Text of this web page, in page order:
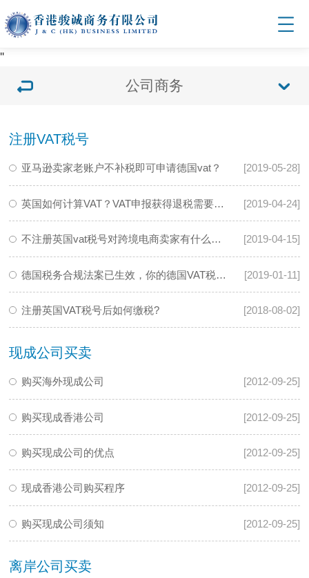
''
公司商务
注册VAT税号
亚马逊卖家老账户不补税即可申请德国vat？ [2019-05-28]
英国如何计算VAT？VAT申报获得退税需要哪些条件 [2019-04-24]
不注册英国vat税号对跨境电商卖家有什么影响？ [2019-04-15]
德国税务合规法案已生效，你的德国VAT税号注册了吗？ [2019-01-11]
注册英国VAT税号后如何缴税? [2018-08-02]
现成公司买卖
购买海外现成公司 [2012-09-25]
购买现成香港公司 [2012-09-25]
购买现成公司的优点 [2012-09-25]
现成香港公司购买程序 [2012-09-25]
购买现成公司须知 [2012-09-25]
离岸公司买卖